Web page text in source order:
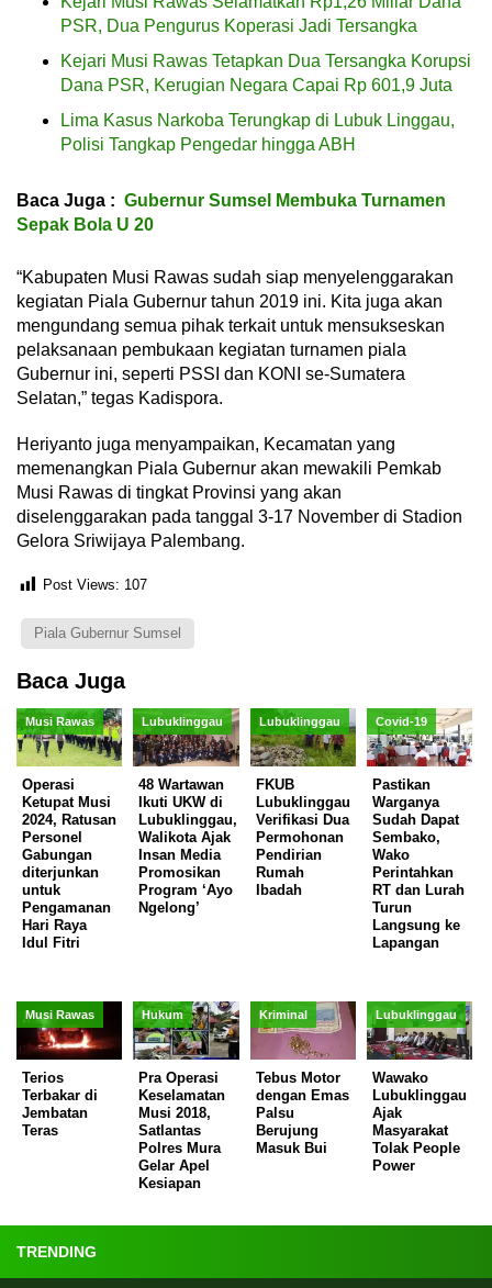
PSR, Dua Pengurus Koperasi Jadi Tersangka
Kejari Musi Rawas Tetapkan Dua Tersangka Korupsi
Dana PSR, Kerugian Negara Capai Rp 601,9 Juta
Lima Kasus Narkoba Terungkap di Lubuk Linggau,
Polisi Tangkap Pengedar hingga ABH
Baca Juga : Gubernur Sumsel Membuka Turnamen
Sepak Bola U 20
“Kabupaten Musi Rawas sudah siap menyelenggarakan
kegiatan Piala Gubernur tahun 2019 ini. Kita juga akan
mengundang semua pihak terkait untuk mensukseskan
pelaksanaan pembukaan kegiatan turnamen piala
Gubernur ini, seperti PSSI dan KONI se-Sumatera
Selatan,” tegas Kadispora.
Heriyanto juga menyampaikan, Kecamatan yang
memenangkan Piala Gubernur akan mewakili Pemkab
Musi Rawas di tingkat Provinsi yang akan
diselenggarakan pada tanggal 3-17 November di Stadion
Gelora Sriwijaya Palembang.
Post Views: 107
Piala Gubernur Sumsel
Baca Juga
Musi Rawas
Operasi
Ketupat Musi
2024, Ratusan
Personel
Gabungan
diterjunkan
untuk
Pengamanan
Hari Raya
Idul Fitri
Lubuklinggau
48 Wartawan
Ikuti UKW di
Lubuklinggau,
Walikota Ajak
Insan Media
Promosikan
Program ‘Ayo
Ngelong’
Lubuklinggau
FKUB
Lubuklinggau
Verifikasi Dua
Permohonan
Pendirian
Rumah
Ibadah
Covid-19
Pastikan
Warganya
Sudah Dapat
Sembako,
Wako
Perintahkan
RT dan Lurah
Turun
Langsung ke
Lapangan
Musi Rawas
Terios
Terbakar di
Jembatan
Teras
Hukum
Pra Operasi
Keselamatan
Musi 2018,
Satlantas
Polres Mura
Gelar Apel
Kesiapan
Kriminal
Tebus Motor
dengan Emas
Palsu
Berujung
Masuk Bui
Lubuklinggau
Wawako
Lubuklinggau
Ajak
Masyarakat
Tolak People
Power
TRENDING